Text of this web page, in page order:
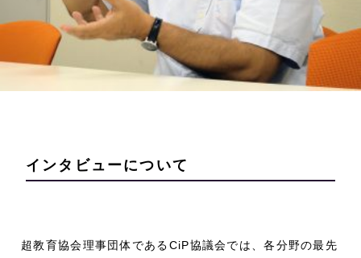
インタビューについて
超教育協会理事団体であるCiP協議会では、各分野の最先